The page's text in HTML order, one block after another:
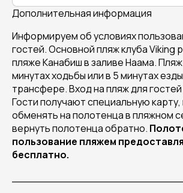
Дополнительная информация
Информируем об условиях
гостей. Основной пляж клуба Viking
пляже Канабиш в заливе Наама. Пляж
минутах ходьбы или в 5 минутах
трансфере. Вход на пляж для
Гости получают специальную
обменять на полотенца в пляжном
вернуть полотенца обратно.
пользование пляжем
бесплатно.